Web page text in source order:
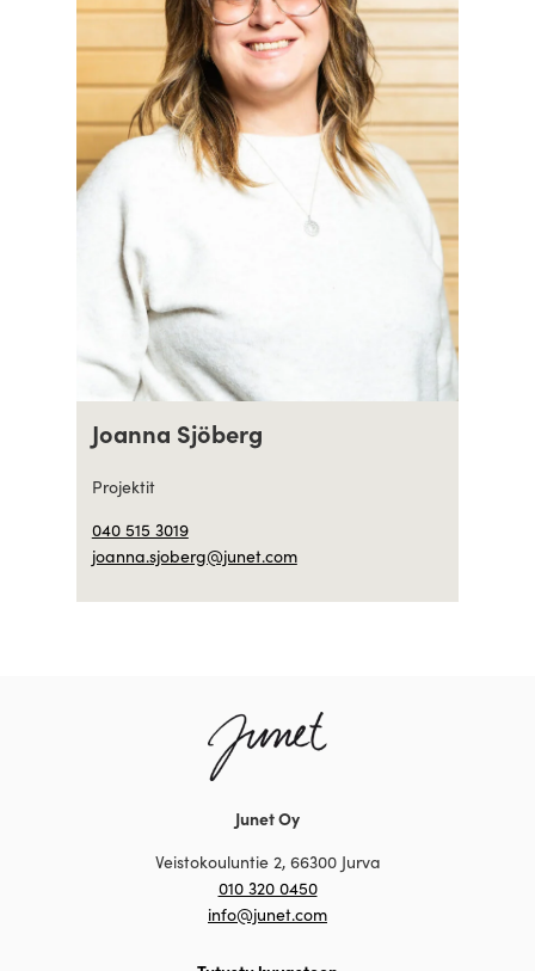
Joanna Sjöberg
Projektit
040 515 3019
joanna.sjoberg@junet.com
Junet Oy
Veistokouluntie 2, 66300 Jurva
010 320 0450
info@junet.com